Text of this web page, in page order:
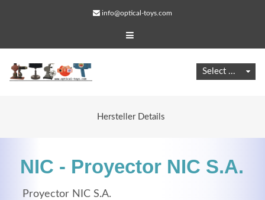
info@optical-toys.com
Hersteller Details
NIC - Proyector NIC S.A.
Proyector NIC S.A.